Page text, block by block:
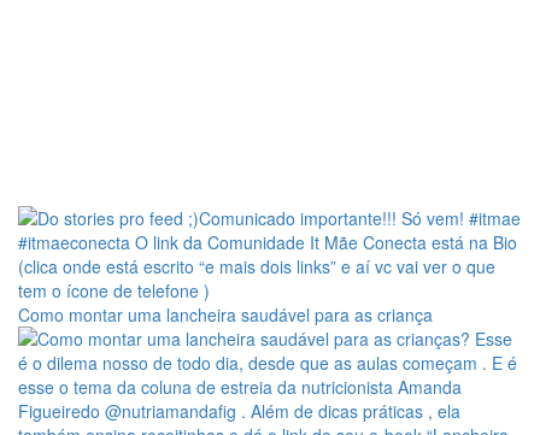
Como montar uma lancheira saudável para as criança